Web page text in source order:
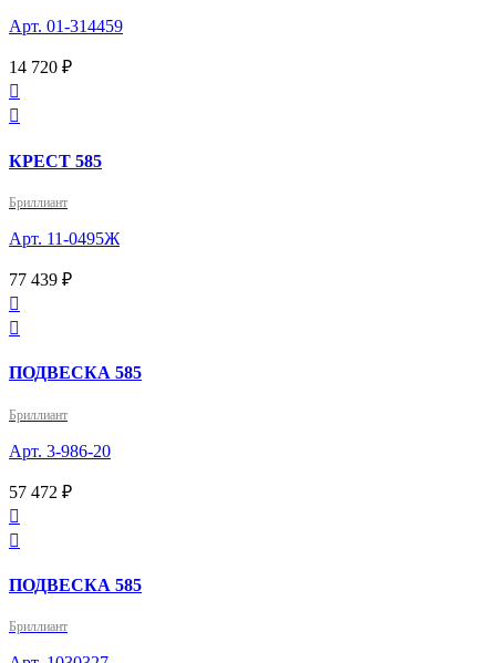
Арт. 01-314459
14 720 ₽


КРЕСТ 585
Бриллиант
Арт. 11-0495Ж
77 439 ₽


ПОДВЕСКА 585
Бриллиант
Арт. 3-986-20
57 472 ₽


ПОДВЕСКА 585
Бриллиант